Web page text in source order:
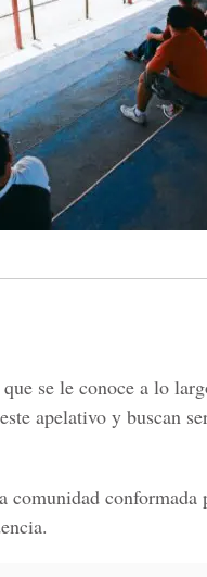
se le conoce a lo
apelativo y buscan
comunidad conformada